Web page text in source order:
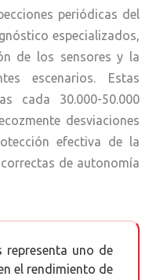
periódicas del
especializados,
de los sensores y la
escenarios. Estas
cada 30.000-50.000
desviaciones
efectiva de la
de autonomía
representa uno de
el rendimiento de